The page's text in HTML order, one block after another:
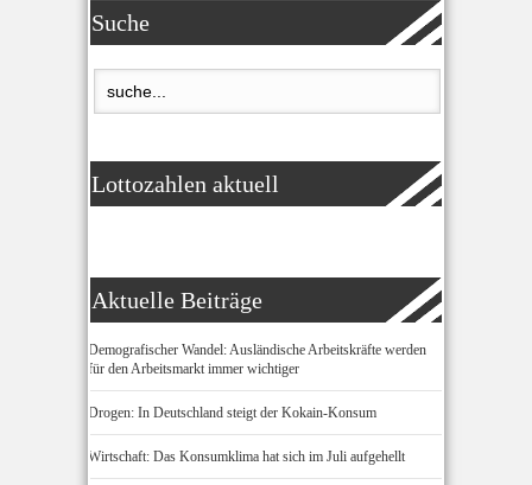
Suche
Lottozahlen aktuell
Aktuelle Beiträge
Demografischer Wandel: Ausländische Arbeitskräfte werden
für den Arbeitsmarkt immer wichtiger
Drogen: In Deutschland steigt der Kokain-Konsum
Wirtschaft: Das Konsumklima hat sich im Juli aufgehellt